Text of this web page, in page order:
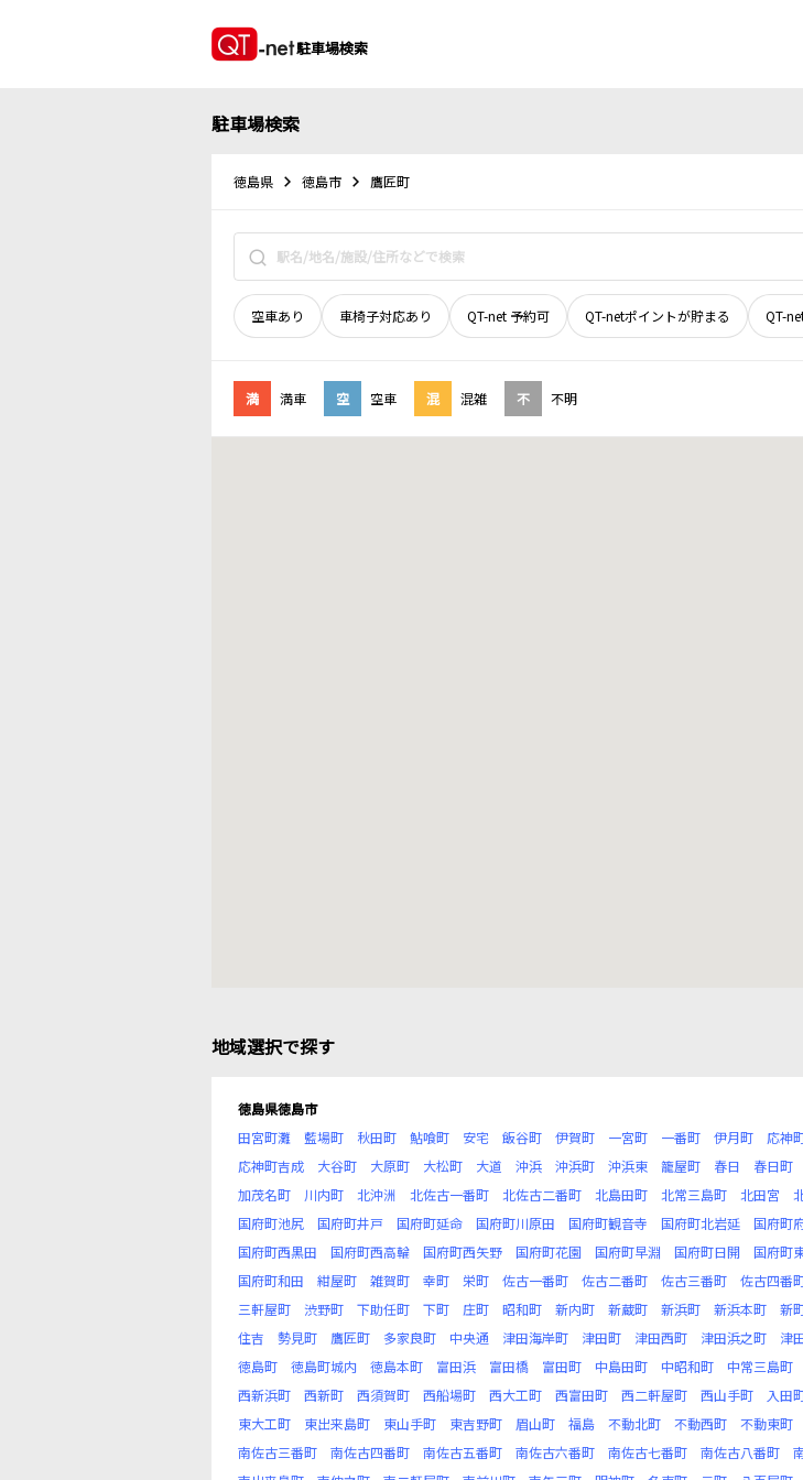
駐車場検索
駐車場検索
徳島県 徳島市 鷹匠町
空車あり 車椅子対応あり QT-net 予約可 QT-netポイントが貯まる QT-
満 満車 空 空車 混 混雑 不 不明
地域選択で探す
徳島県徳島市
田宮町灘
藍場町 秋田町 鮎喰町 安宅 飯谷町 伊賀町 一宮町 一番町 伊月町 応神
応神町吉成
大谷町 大原町 大松町 大道 沖浜 沖浜町 沖浜東 籠屋町 春日 春日町
加茂名町
川内町 北沖洲 北佐古一番町 北佐古二番町 北島田町 北常三島町 北田宮
国府町池尻
国府町井戸 国府町延命 国府町川原田 国府町観音寺 国府町北岩延 国府町
国府町西黒田
国府町西高輪 国府町西矢野 国府町花園 国府町早淵 国府町日開 国府町
国府町和田
紺屋町 雑賀町 幸町 栄町 佐古一番町 佐古二番町 佐古三番町 佐古四番
三軒屋町
渋野町 下助任町 下町 庄町 昭和町 新内町 新蔵町 新浜町 新浜本町 新
住吉
勢見町 鷹匠町 多家良町 中央通 津田海岸町 津田町 津田西町 津田浜之町 津
徳島町
徳島町城内 徳島本町 富田浜 富田橋 富田町 中島田町 中昭和町 中常三島町
西新浜町
西新町 西須賀町 西船場町 西大工町 西富田町 西二軒屋町 西山手町 入田
東大工町
東出来島町 東山手町 東吉野町 眉山町 福島 不動北町 不動西町 不動東町
南佐古三番町
南佐古四番町 南佐古五番町 南佐古六番町 南佐古七番町 南佐古八番町